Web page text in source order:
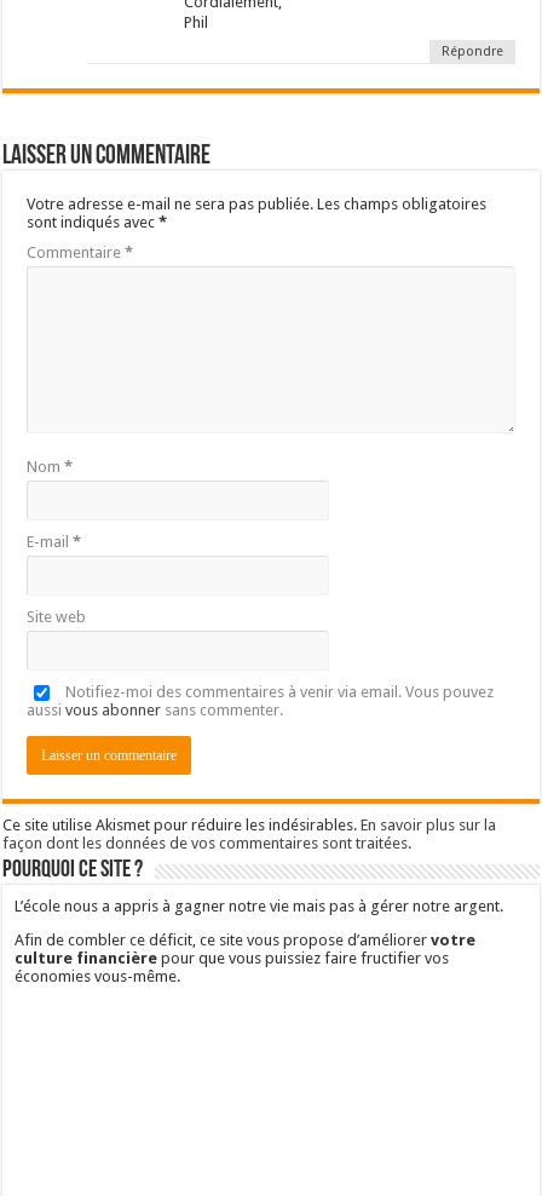
Phil
Répondre
Laisser un commentaire
Votre adresse e-mail ne sera pas publiée. Les champs obligatoires
sont indiqués avec*
Commentaire*
Nom*
E-mail*
Site web
Notifiez-moi des commentaires à venir via email. Vous pouvez
aussivous abonner sans commenter.
Ce site utilise Akismet pour réduire les indésirables.En savoir plus sur la
façon dont les données de vos commentaires sont traitées.
Pourquoi ce site ?
L’école nous a appris à gagner notre vie mais pas à gérer notre argent.
Afin de combler ce déficit, ce site vous propose d’améliorervotre
culture financière pour que vous puissiez faire fructifier vos
économies vous-même.